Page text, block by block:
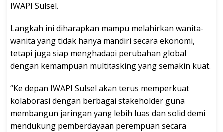
IWAPI Sulsel.
Langkah ini diharapkan mampu melahirkan wanita-
wanita yang tidak hanya mandiri secara ekonomi,
tetapi juga siap menghadapi perubahan global
dengan kemampuan multitasking yang semakin kuat.
“Ke depan IWAPI Sulsel akan terus memperkuat
kolaborasi dengan berbagai stakeholder guna
membangun jaringan yang lebih luas dan solid demi
mendukung pemberdayaan perempuan secara